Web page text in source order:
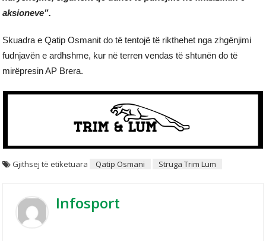
aksioneve”.
Skuadra e Qatip Osmanit do të tentojë të rikthehet nga zhgënjimi
fudnjavën e ardhshme, kur në terren vendas të shtunën do të
mirëpresin AP Brera.
Gjithsej të etiketuara Qatip Osmani Struga Trim Lum
Infosport